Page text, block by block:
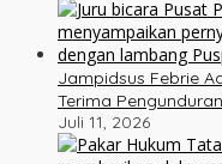
Jampidsus Febrie
Terima
Juli 11, 2026